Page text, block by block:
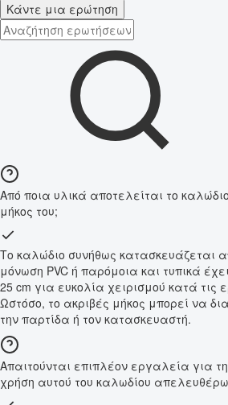
Κάντε μια ερώτηση
Από ποια υλικά αποτελείται το
μήκος του;
Το καλώδιο συνήθως κατασκευάζεται
μόνωση PVC ή παρόμοια και τυπικά
25 cm για ευκολία χειρισμού κατά τις
Ωστόσο, το ακριβές μήκος μπορεί να
την παρτίδα ή τον κατασκευαστή.
Απαιτούνται επιπλέον εργαλεία για
χρήση αυτού του καλωδίου